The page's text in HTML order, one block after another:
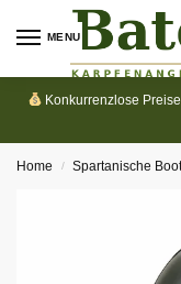
MENU
Konkurrenzlose
Home / Spartanische